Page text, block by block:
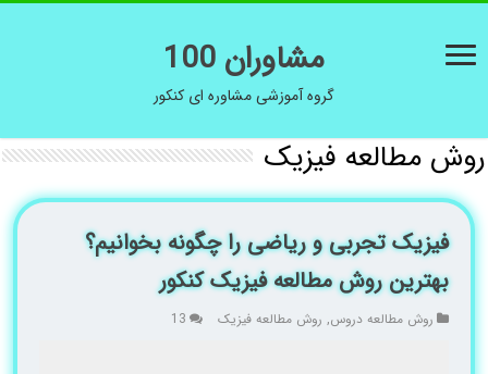
مشاوران 100
گروه آموزشی مشاوره ای کنکور
روش مطالعه فیزیک
فیزیک تجربی و ریاضی را چگونه بخوانیم؟
بهترین روش مطالعه فیزیک کنکور
روش مطالعه دروس, روش مطالعه فیزیک 13